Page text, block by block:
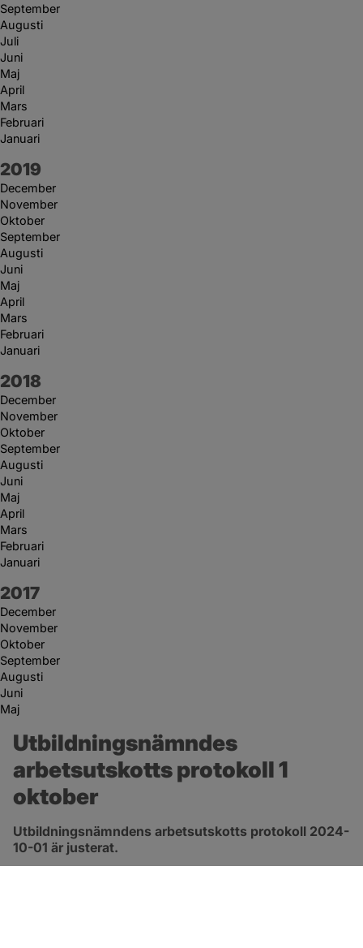
September
Augusti
Juli
Juni
Maj
April
Mars
Februari
Januari
År:
2019
December
November
Oktober
September
Augusti
Juni
Maj
April
Mars
Februari
Januari
År:
2018
December
November
Oktober
September
Augusti
Juni
Maj
April
Mars
Februari
Januari
År:
2017
December
November
Oktober
September
Augusti
Juni
Maj
Utbildningsnämndes
arbetsutskotts protokoll 1
oktober
Utbildningsnämndens arbetsutskotts protokoll 2024-
10-01 är justerat.